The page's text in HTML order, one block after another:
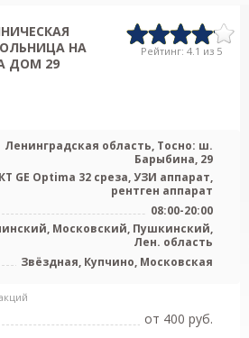
НА
ДОМ 29
Рейтинг: 4.1 из 5
Ленинградская область, Тосно: ш.
Барыбина, 29
КТ GE Optima 32 среза, УЗИ аппарат,
рентген аппарат
08:00-20:00
Московский, Пушкинский,
Лен. область
Звёздная, Купчино, Московская
от 400 pуб.